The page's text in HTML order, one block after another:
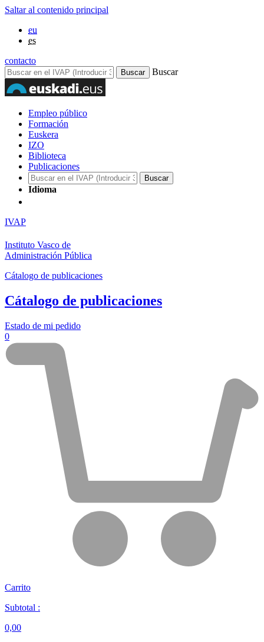
Saltar al contenido principal
eu
es
contacto
Buscar
Empleo público
Formación
Euskera
IZO
Biblioteca
Publicaciones
Idioma
IVAP
Instituto Vasco de
Administración Pública
Cátalogo de publicaciones
Cátalogo de publicaciones
Estado de mi pedido
0
Carrito
Subtotal :
0,00